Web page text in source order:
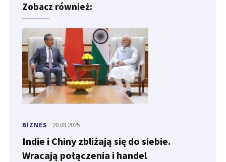
Zobacz również:
BIZNES · 20.08.2025
Indie i Chiny zbliżają się do siebie.
Wracają połączenia i handel